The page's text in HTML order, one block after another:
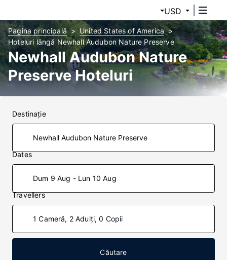
USD
Pagina principală
United States of America
Hoteluri lângă Newhall Audubon Nature Preserve
Newhall Audubon Nature
Preserve Hoteluri
Destinaţie
Dates
Dum 9 Aug - Lun 10 Aug
Travellers
1 Cameră, 2 Adulți, 0 Copii
Căutare